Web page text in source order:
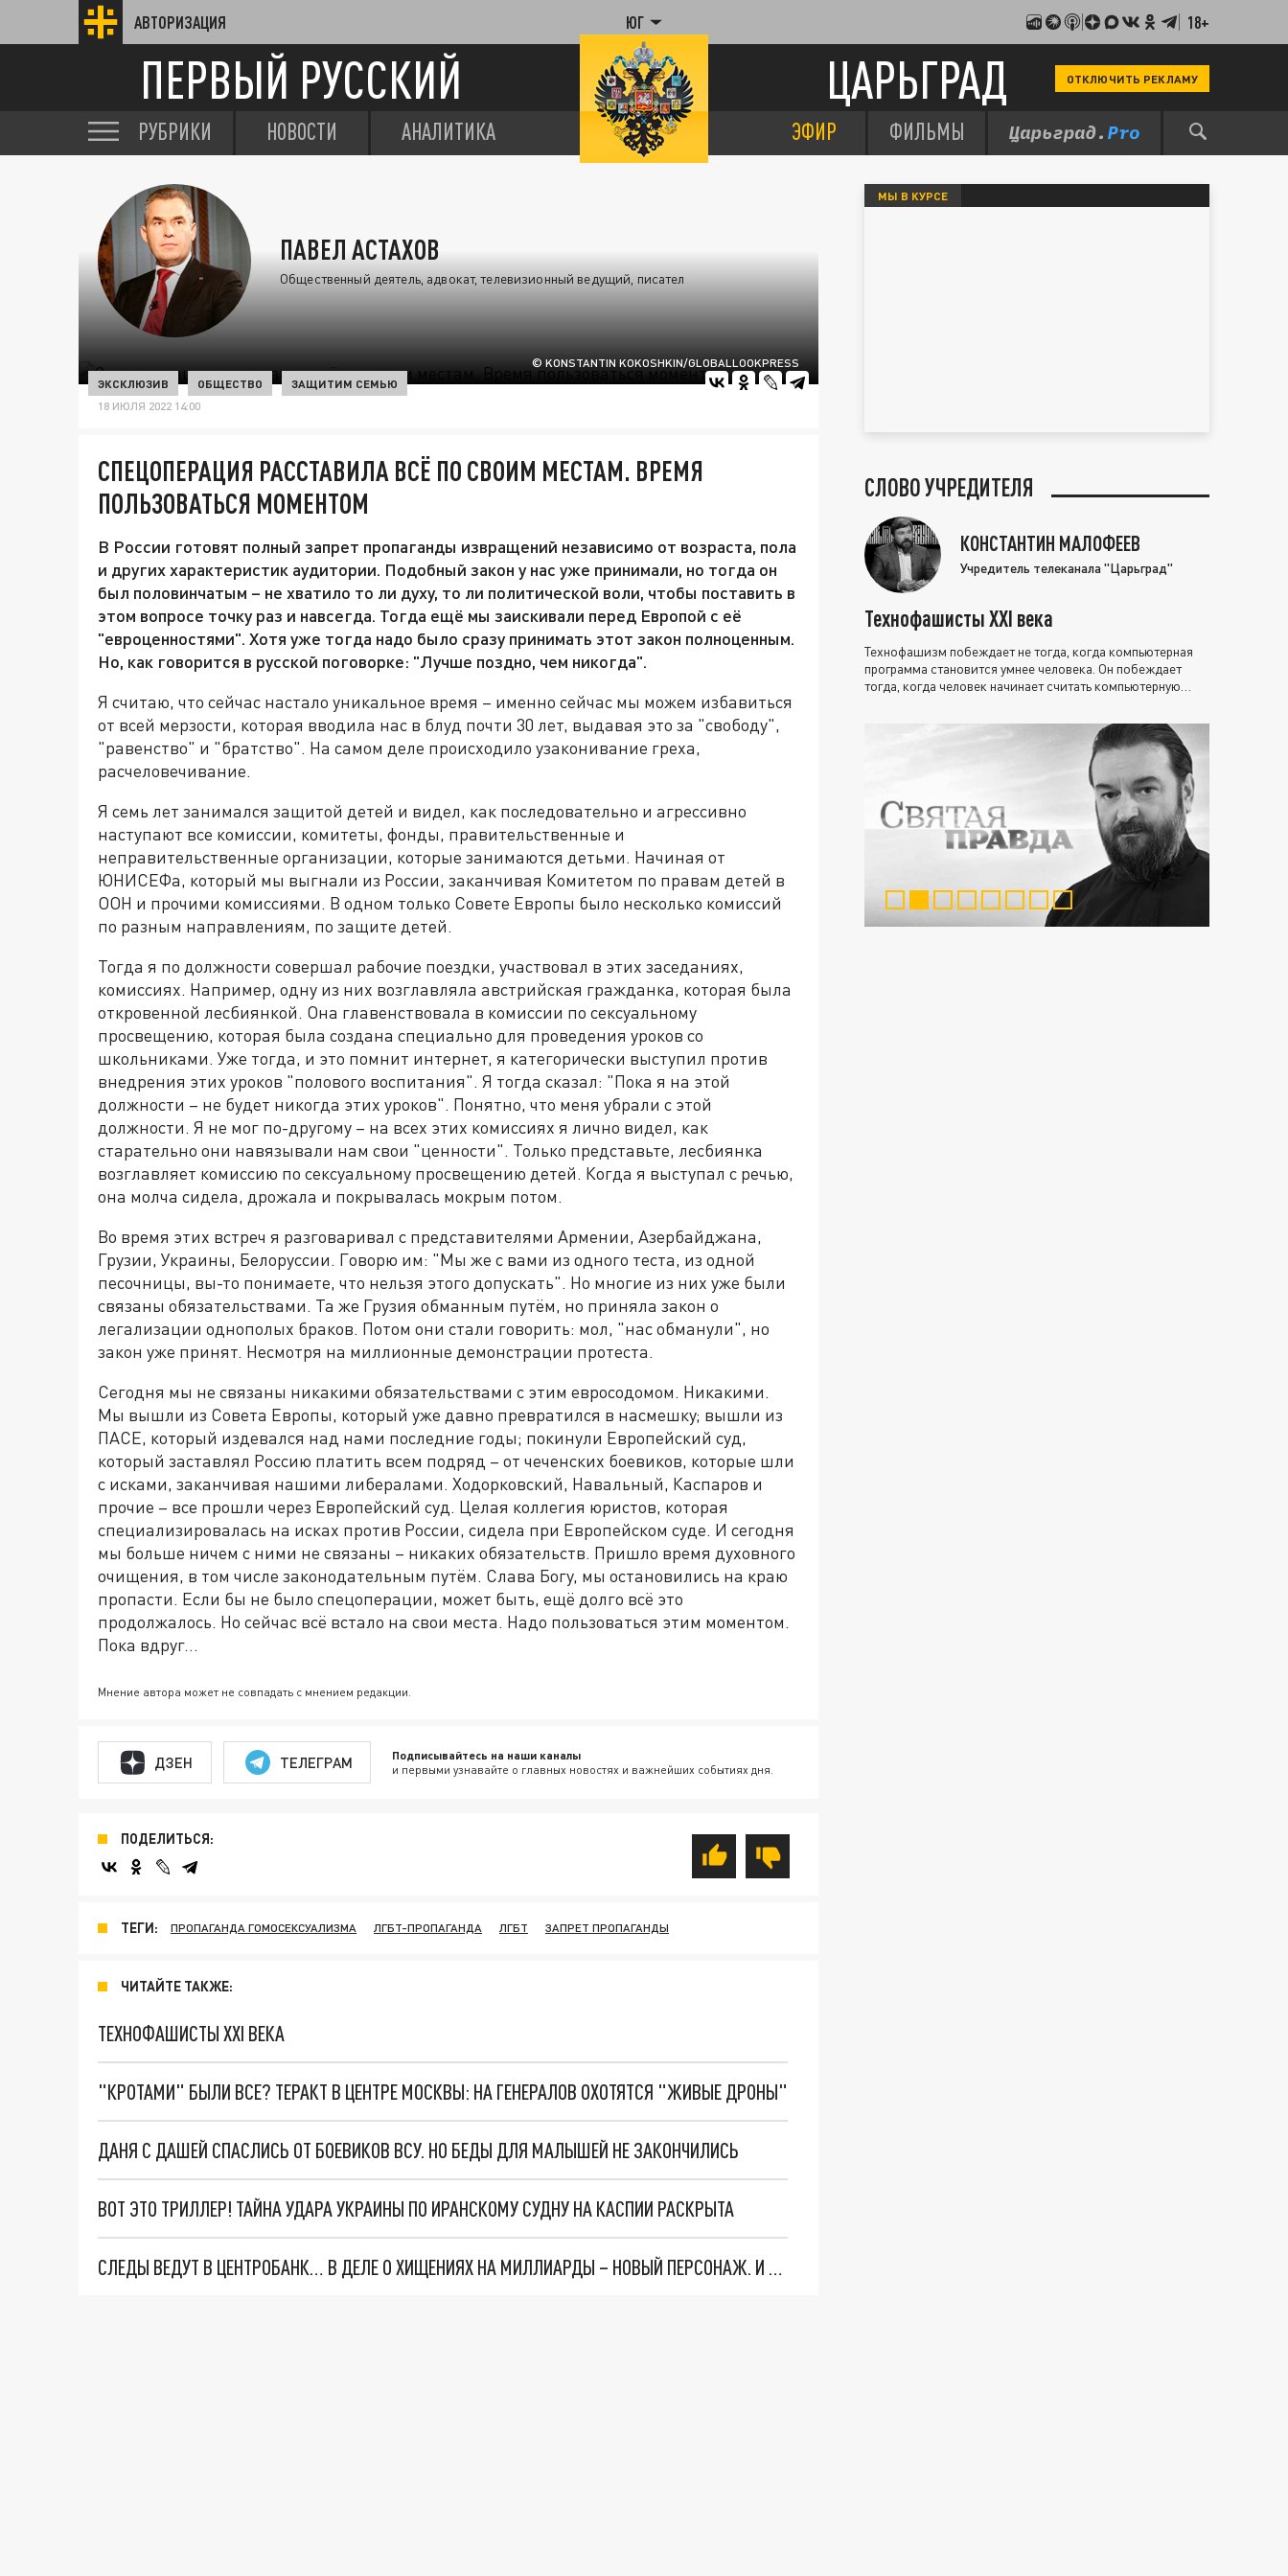
АВТОРИЗАЦИЯ ЮГ 18+
ПЕРВЫЙ РУССКИЙ ЦАРЬГРАД ОТКЛЮЧИТЬ РЕКЛАМУ
РУБРИКИ НОВОСТИ АНАЛИТИКА ЭФИР ФИЛЬМЫ
ПАВЕЛ АСТАХОВ
Общественный деятель, адвокат, телевизионный ведущий, писател
© KONSTANTIN KOKOSHKIN/GLOBALLOOKPRESS
ЭКСКЛЮЗИВ ОБЩЕСТВО ЗАЩИТИМ СЕМЬЮ
18 ИЮЛЯ 2022 14:00
СПЕЦОПЕРАЦИЯ РАССТАВИЛА ВСЁ ПО СВОИМ МЕСТАМ. ВРЕМЯ
ПОЛЬЗОВАТЬСЯ МОМЕНТОМ
В России готовят полный запрет пропаганды извращений независимо от возраста, пола
и других характеристик аудитории. Подобный закон у нас уже принимали, но тогда он
был половинчатым – не хватило то ли духу, то ли политической воли, чтобы поставить в
этом вопросе точку раз и навсегда. Тогда ещё мы заискивали перед Европой с её
"евроценностями". Хотя уже тогда надо было сразу принимать этот закон полноценным.
Но, как говорится в русской поговорке: "Лучше поздно, чем никогда".
Я считаю, что сейчас настало уникальное время – именно сейчас мы можем избавиться
от всей мерзости, которая вводила нас в блуд почти 30 лет, выдавая это за "свободу",
"равенство" и "братство". На самом деле происходило узаконивание греха,
расчеловечивание.
Я семь лет занимался защитой детей и видел, как последовательно и агрессивно
наступают все комиссии, комитеты, фонды, правительственные и
неправительственные организации, которые занимаются детьми. Начиная от
ЮНИСЕФа, который мы выгнали из России, заканчивая Комитетом по правам детей в
ООН и прочими комиссиями. В одном только Совете Европы было несколько комиссий
по разным направлениям, по защите детей.
Тогда я по должности совершал рабочие поездки, участвовал в этих заседаниях,
комиссиях. Например, одну из них возглавляла австрийская гражданка, которая была
откровенной лесбиянкой. Она главенствовала в комиссии по сексуальному
просвещению, которая была создана специально для проведения уроков со
школьниками. Уже тогда, и это помнит интернет, я категорически выступил против
внедрения этих уроков "полового воспитания". Я тогда сказал: "Пока я на этой
должности – не будет никогда этих уроков". Понятно, что меня убрали с этой
должности. Я не мог по-другому – на всех этих комиссиях я лично видел, как
старательно они навязывали нам свои "ценности". Только представьте, лесбиянка
возглавляет комиссию по сексуальному просвещению детей. Когда я выступал с речью,
она молча сидела, дрожала и покрывалась мокрым потом.
Во время этих встреч я разговаривал с представителями Армении, Азербайджана,
Грузии, Украины, Белоруссии. Говорю им: "Мы же с вами из одного теста, из одной
песочницы, вы-то понимаете, что нельзя этого допускать". Но многие из них уже были
связаны обязательствами. Та же Грузия обманным путём, но приняла закон о
легализации однополых браков. Потом они стали говорить: мол, "нас обманули", но
закон уже принят. Несмотря на миллионные демонстрации протеста.
Сегодня мы не связаны никакими обязательствами с этим евросодомом. Никакими.
Мы вышли из Совета Европы, который уже давно превратился в насмешку; вышли из
ПАСЕ, который издевался над нами последние годы; покинули Европейский суд,
который заставлял Россию платить всем подряд – от чеченских боевиков, которые шли
с исками, заканчивая нашими либералами. Ходорковский, Навальный, Каспаров и
прочие – все прошли через Европейский суд. Целая коллегия юристов, которая
специализировалась на исках против России, сидела при Европейском суде. И сегодня
мы больше ничем с ними не связаны – никаких обязательств. Пришло время духовного
очищения, в том числе законодательным путём. Слава Богу, мы остановились на краю
пропасти. Если бы не было спецоперации, может быть, ещё долго всё это
продолжалось. Но сейчас всё встало на свои места. Надо пользоваться этим моментом.
Пока вдруг…
Мнение автора может не совпадать с мнением редакции.
ДЗЕН ТЕЛЕГРАМ Подписывайтесь на наши каналы
и первыми узнавайте о главных новостях и важнейших событиях дня.
ПОДЕЛИТЬСЯ:
ТЕГИ: ПРОПАГАНДА ГОМОСЕКСУАЛИЗМА ЛГБТ-ПРОПАГАНДА ЛГБТ ЗАПРЕТ ПРОПАГАНДЫ
ЧИТАЙТЕ ТАКЖЕ:
ТЕХНОФАШИСТЫ XXI ВЕКА
"КРОТАМИ" БЫЛИ ВСЕ? ТЕРАКТ В ЦЕНТРЕ МОСКВЫ: НА ГЕНЕРАЛОВ ОХОТЯТСЯ "ЖИВЫЕ ДРОНЫ"
ДАНЯ С ДАШЕЙ СПАСЛИСЬ ОТ БОЕВИКОВ ВСУ. НО БЕДЫ ДЛЯ МАЛЫШЕЙ НЕ ЗАКОНЧИЛИСЬ
ВОТ ЭТО ТРИЛЛЕР! ТАЙНА УДАРА УКРАИНЫ ПО ИРАНСКОМУ СУДНУ НА КАСПИИ РАСКРЫТА
СЛЕДЫ ВЕДУТ В ЦЕНТРОБАНК… В ДЕЛЕ О ХИЩЕНИЯХ НА МИЛЛИАРДЫ – НОВЫЙ ПЕРСОНАЖ. И ОН УЖЕ В БЕГАХ
МЫ В КУРСЕ
СЛОВО УЧРЕДИТЕЛЯ
КОНСТАНТИН МАЛОФЕЕВ
Учредитель телеканала "Царьград"
Технофашисты XXI века
Технофашизм побеждает не тогда, когда компьютерная
программа становится умнее человека. Он побеждает
тогда, когда человек начинает считать компьютерную